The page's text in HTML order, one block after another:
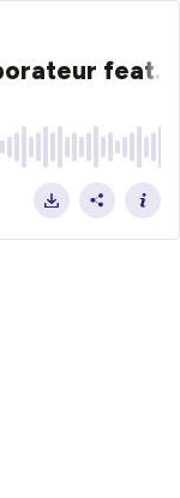
feat.